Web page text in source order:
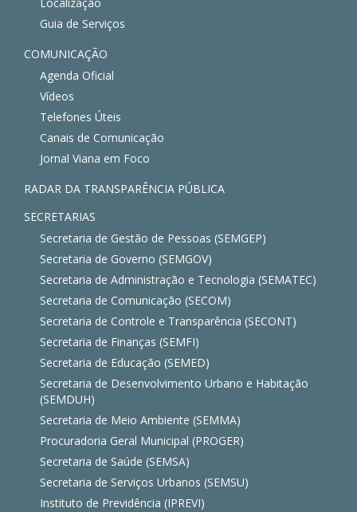
Localização
Guia de Serviços
COMUNICAÇÃO
Agenda Oficial
Vídeos
Telefones Úteis
Canais de Comunicação
Jornal Viana em Foco
RADAR DA TRANSPARÊNCIA PÚBLICA
SECRETARIAS
Secretaria de Gestão de Pessoas (SEMGEP)
Secretaria de Governo (SEMGOV)
Secretaria de Administração e Tecnologia (SEMATEC)
Secretaria de Comunicação (SECOM)
Secretaria de Controle e Transparência (SECONT)
Secretaria de Finanças (SEMFI)
Secretaria de Educação (SEMED)
Secretaria de Desenvolvimento Urbano e Habitação
(SEMDUH)
Secretaria de Meio Ambiente (SEMMA)
Procuradoria Geral Municipal (PROGER)
Secretaria de Saúde (SEMSA)
Secretaria de Serviços Urbanos (SEMSU)
Instituto de Previdência (IPREVI)